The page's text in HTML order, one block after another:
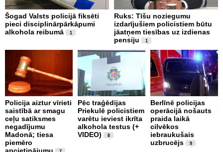
Šogad Valsts policijā fiksēti
pieci disciplinārpārkāpumi
alkohola reibumā
1
Ruks: Tīšu noziegumu
izdarījušiem policistiem būtu
jāatņem tiesības uz izdienas
pensiju
1
Policija aiztur vīrieti
saistībā ar smagu
ceļu satiksmes
negadījumu
Madonā; tiesa
piemēro
apcietinājumu
Pēc traģēdijas
Priekulē policistiem
varētu ieviest ikrīta
alkohola testus (+
VIDEO)
8
Berlīnē policijas
operācijā nošauts
praida laikā
cilvēkos
iebraukušais
uzbrucējs
9